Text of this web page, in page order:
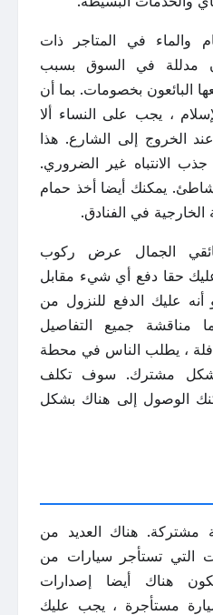
والماء في المتاجر ذات
مدللة في السوق بسبب
البائعون بخصومات. بما أن
، يجب على النساء ألا
الخروج إلى الشارع. هذا
الانتباه غير الضروري.
يمكنك أيضا أخذ حمام
في الفنادق.
الجمال عرض ركوب
عليك حقا دفع أي شيء مقابل
عليك الدفع للنزول من
مناقشة جميع التفاصيل
، يطلب الناس في محطة
بشكل مشترك. سوف تكلف
الوصول إلى هناك بشكل
مشتركة. هناك العديد من
التي تستأجر سيارات من
هناك أيضا إصدارات
مستأجرة ، يجب عليك